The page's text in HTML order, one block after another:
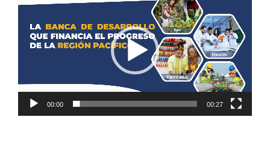
de
00:00 00:27